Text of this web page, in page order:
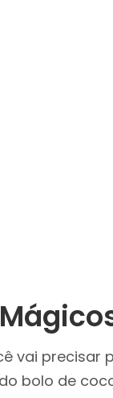
vai precisar
bolo de